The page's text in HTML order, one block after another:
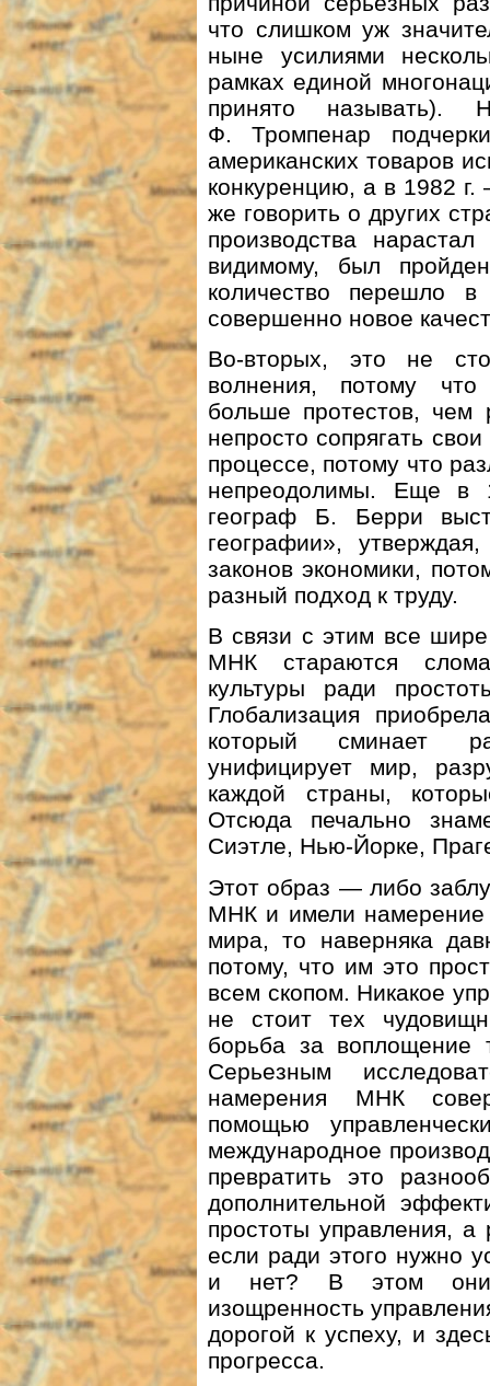
что слишком уж
ныне усилиями
рамках единой
принято называть).
Ф. Тромпенар
американских товаров
конкуренцию, а в 1982
же говорить о других
производства
видимому, был
количество перешло
совершенно новое
Во-вторых, это не
волнения, потому что
больше протестов, чем
непросто сопрягать
процессе, потому что
непреодолимы. Еще в
географ Б. Берри
географии»,
законов экономики,
разный подход к труду.
В связи с этим все шире
МНК стараются
культуры ради
Глобализация
который сминает
унифицирует мир,
каждой страны,
Отсюда печально
Сиэтле, Нью-Йорке,
Этот образ — либо
МНК и имели намерение
мира, то наверняка
потому, что им это
всем скопом. Никакое
не стоит тех
борьба за воплощение
Серьезным
намерения МНК
помощью
международное
превратить это
дополнительной
простоты управления,
если ради этого нужно
и нет? В этом они
изощренность
дорогой к успеху, и
прогресса.